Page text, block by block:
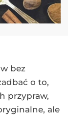
bez
o to,
przypraw,
ale